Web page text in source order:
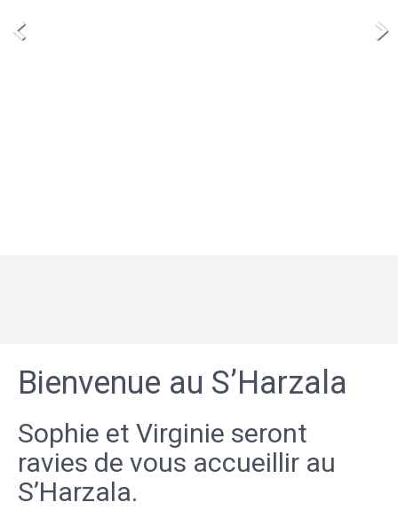
Bienvenue au S’Harzala
Sophie et Virginie seront
ravies de vous accueillir au
S’Harzala.